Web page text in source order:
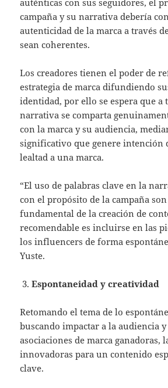
campaña y su narrativa debería
autenticidad de la marca a través
sean coherentes.
Los creadores tienen el poder de
estrategia de marca difundiendo
identidad, por ello se espera que a
narrativa se comparta
con la marca y su audiencia,
significativo que genere intención
lealtad a una marca.
“El uso de palabras clave en la
con el propósito de la campaña
fundamental de la creación de
recomendable es incluirse en las
los influencers de forma
Yuste.
Espontaneidad y creatividad
Retomando el tema de lo
buscando impactar a la audiencia
asociaciones de marca ganadoras,
innovadoras para un contenido
clave.